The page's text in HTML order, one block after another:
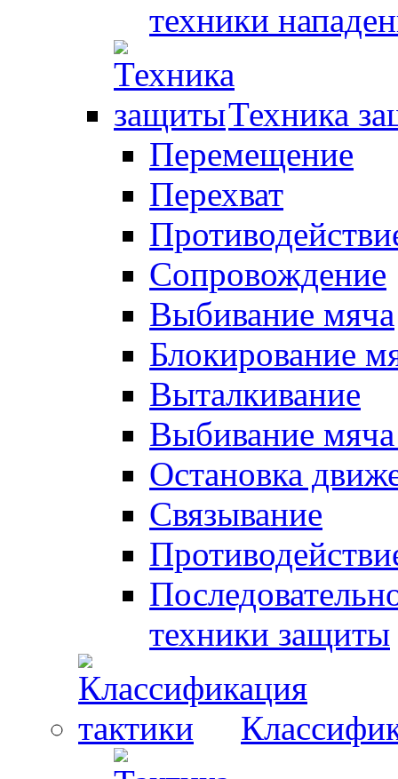
техники
Техника
Перемещение
Перехват
Сопровождение
Выбивание мяча
Блокирование
Выталкивание
Выбивание
Остановка
Связывание
техники защиты